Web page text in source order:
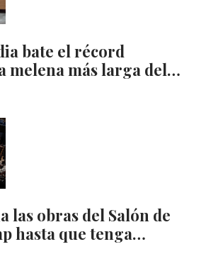
bate el récord
melena más larga del…
las obras del Salón de
hasta que tenga…